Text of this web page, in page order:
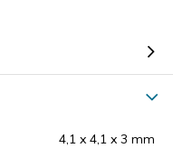
4,1 x 4,1 x 3 mm